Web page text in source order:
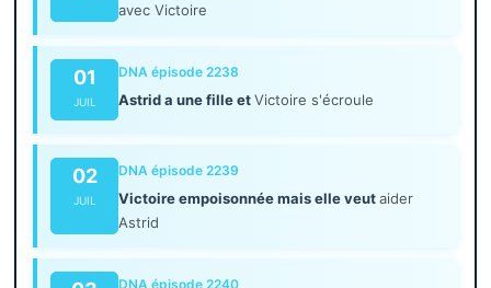
avec Victoire
01
JUIL
DNA épisode 2238
Astrid a une fille etVictoire s'écroule
02
JUIL
DNA épisode 2239
Victoire empoisonnée mais elle veutaider
Astrid
DNA épisode 2240